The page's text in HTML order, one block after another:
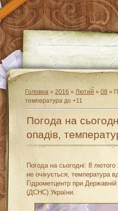
Головна » 2016 » Лютий » 08 »
температура до +11
Погода на
опадів,
Погода на сьогодні: 8 лютого
не очікується, температура
Гідрометцентр при
(ДСНС) України.